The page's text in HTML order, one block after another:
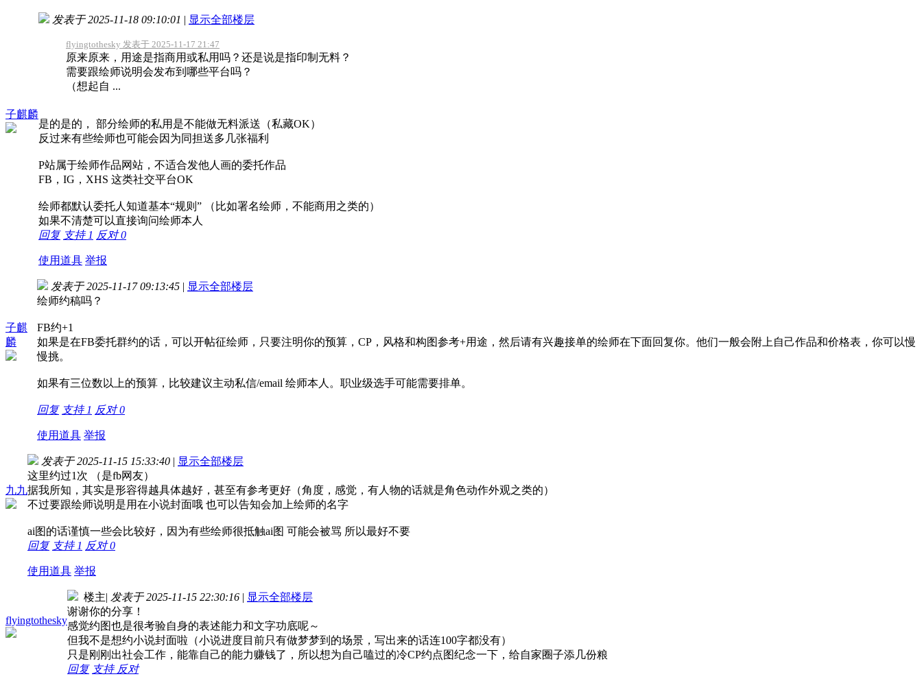
子麒麟
发表于 2025-11-18 09:10:01 | 显示全部楼层
flyingtothesky 发表于 2025-11-17 21:47
原来原来，用途是指商用或私用吗？还是说是指印制无料？
需要跟绘师说明会发布到哪些平台吗？
（想起自 ...
是的是的， 部分绘师的私用是不能做无料派送（私藏OK）
反过来有些绘师也可能会因为同担送多几张福利
P站属于绘师作品网站，不适合发他人画的委托作品
FB，IG，XHS 这类社交平台OK
绘师都默认委托人知道基本“规则” （比如署名绘师，不能商用之类的）
如果不清楚可以直接询问绘师本人
回复 支持 1 反对0
使用道具 举报
子麒
麟
发表于 2025-11-17 09:13:45 | 显示全部楼层
绘师约稿吗？
FB约+1
如果是在FB委托群约的话，可以开帖征绘师，只要注明你的预算，CP，风格和构图参考+用途，然后请有兴趣接单的绘师在下面回复你。他们一般会附上自己作品和价格表，你可以慢
慢挑。
如果有三位数以上的预算，比较建议主动私信/email 绘师本人。职业级选手可能需要排单。
回复 支持 1 反对0
使用道具 举报
九九
发表于 2025-11-15 15:33:40 | 显示全部楼层
这里约过1次 （是fb网友）
据我所知，其实是形容得越具体越好，甚至有参考更好（角度，感觉，有人物的话就是角色动作外观之类的）
不过要跟绘师说明是用在小说封面哦 也可以告知会加上绘师的名字
ai图的话谨慎一些会比较好，因为有些绘师很抵触ai图 可能会被骂 所以最好不要
回复 支持 1 反对0
使用道具 举报
flyingtothesky
楼主| 发表于 2025-11-15 22:30:16 | 显示全部楼层
谢谢你的分享！
感觉约图也是很考验自身的表述能力和文字功底呢～
但我不是想约小说封面啦（小说进度目前只有做梦梦到的场景，写出来的话连100字都没有）
只是刚刚出社会工作，能靠自己的能力赚钱了，所以想为自己嗑过的冷CP约点图纪念一下，给自家圈子添几份粮
回复 支持 反对